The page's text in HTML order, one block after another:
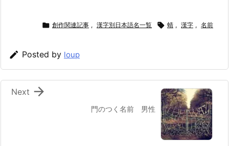
 創作関連記事 , 漢字別日本語名一覧  蜻 , 漢字 , 名前
 Posted by loup
門のつく名前 男性

Next